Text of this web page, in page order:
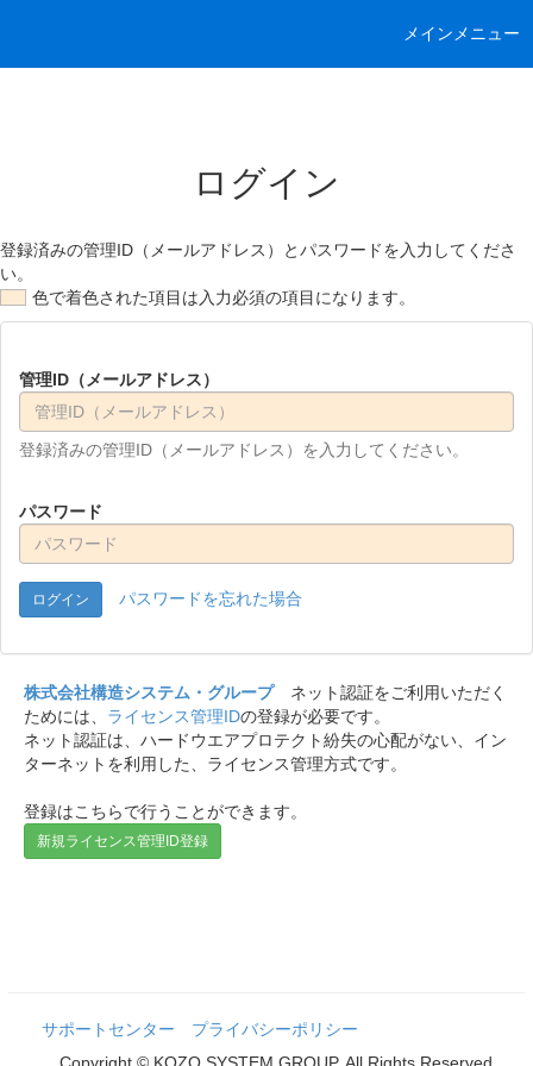
メインメニュー
ログイン
登録済みの管理ID（メールアドレス）とパスワードを入力してくださ
い。
色で着色された項目は入力必須の項目になります。
管理ID（メールアドレス）
登録済みの管理ID（メールアドレス）を入力してください。
パスワード
パスワードを忘れた場合
株式会社構造システム・グループネット認証をご利用いただく
ためには、 ライセンス管理IDの登録が必要です。
ネット認証は、ハードウエアプロテクト紛失の心配がない、イン
ターネットを利用した、ライセンス管理方式です。
登録はこちらで行うことができます。
新規ライセンス管理ID登録
サポートセンター
プライバシーポリシー